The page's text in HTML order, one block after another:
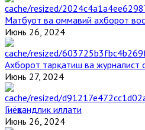
Матбуот ва оммавий ахборот
Июнь 26, 2024
Ахборот тарқатиш ва журналист
Июнь 27, 2024
Гиёҳвандлик иллати
Июнь 26, 2024